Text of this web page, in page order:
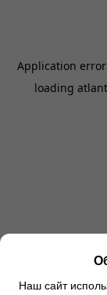
Application
loading
Наш сайт